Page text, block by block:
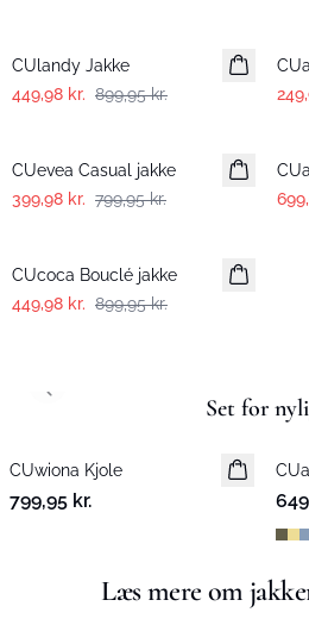
CUlandy Jakke
449,98 kr. 899,95 kr.
CUevea Casual jakke
399,98 kr. 799,95 kr.
CUcoca Bouclé jakke
449,98 kr. 899,95 kr.
Set for
Nyhed
CUwiona Kjole
799,95 kr.
Previous slide
Læs mere om